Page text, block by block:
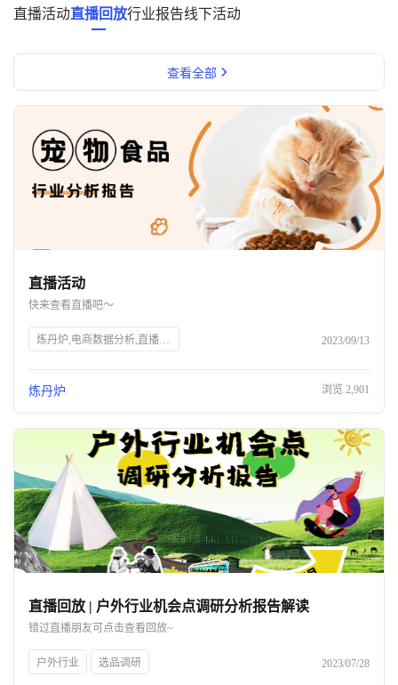
消费者说
解决方案
金融市场解决方案
电商解决方案
资源中心
关于我们
公司介绍
商机推荐
直播活动直播回放行业报告线下活动
查看全部
直播活动
快来查看直播吧～
炼丹炉,电商数据分析,直播行业解读,宠物行业解读,知衣科技,AI大数据,服装AI 2023/09/13
炼丹炉 浏览 2,901
直播回放 | 户外行业机会点调研分析报告解读
错过直播朋友可点击查看回放~
户外行业 选品调研 2023/07/28